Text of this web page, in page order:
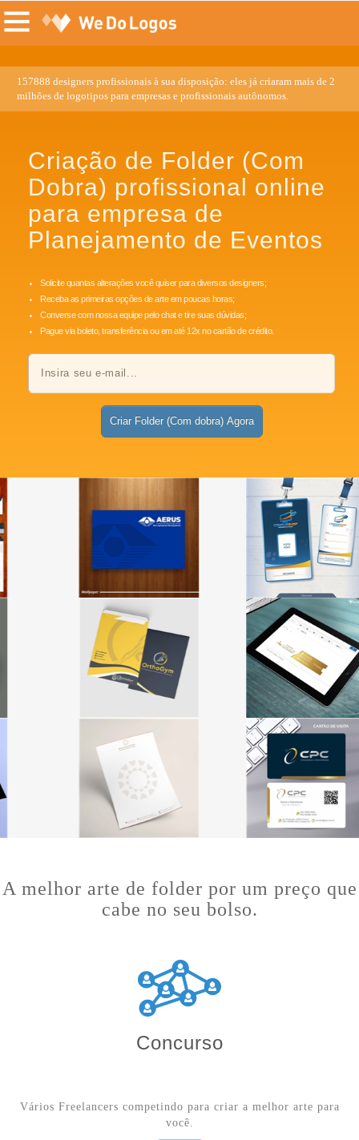
157888 designers profissionais à sua disposição: eles já criaram mais de 2
milhões de logotipos para empresas e profissionais autônomos.
Criação de Folder (Com
Dobra) profissional online
para empresa de
Planejamento de Eventos
Solicite quantas alterações você quiser para diversos designers;
Receba as primeiras opções de arte em poucas horas;
Converse com nossa equipe pelo chat e tire suas dúvidas;
Pague via boleto, transferência ou em até 12x no cartão de crédito.
Criar Folder (Com dobra) Agora
A melhor arte de folder por um preço que
cabe no seu bolso.
Concurso
Vários Freelancers competindo para criar a melhor arte para
você.